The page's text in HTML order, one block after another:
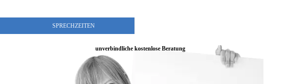
SPRECHZEITEN
unverbindliche kostenlose Beratung